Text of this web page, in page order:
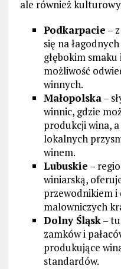
ale również
Podkarpacie –
się na
głębokim
możliwość
winnych.
Małopolska–
winnic, gdzie
produkcji wina,
lokalnych
winem.
Lubuskie –
winiarską,
przewodnikiem i
malowniczych
Dolny Śląsk–
zamków i
produkujące
standardów.